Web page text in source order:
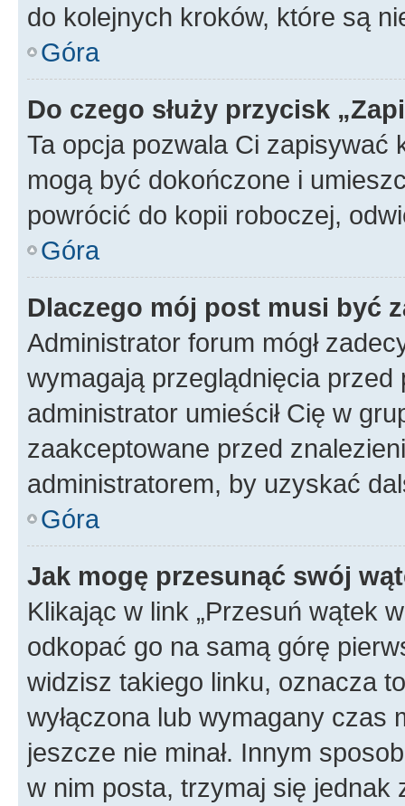
do kolejnych kroków, które są
Góra
Do czego służy przycisk
Ta opcja pozwala Ci zapisywać
mogą być dokończone i
powrócić do kopii roboczej,
Góra
Dlaczego mój post musi być
Administrator forum mógł
wymagają przeglądnięcia
administrator umieścił Cię w
zaakceptowane przed
administratorem, by uzyskać
Góra
Jak mogę przesunąć swój
Klikając w link „Przesuń wątek
odkopać go na samą górę
widzisz takiego linku, oznacza
wyłączona lub wymagany czas
jeszcze nie minał. Innym
w nim posta, trzymaj się jednak